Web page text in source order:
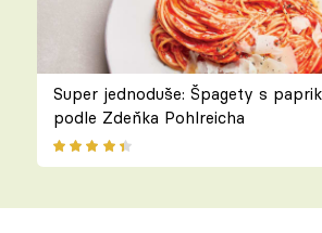
Super jednoduše: Špagety s
podle Zdeňka Pohlreicha